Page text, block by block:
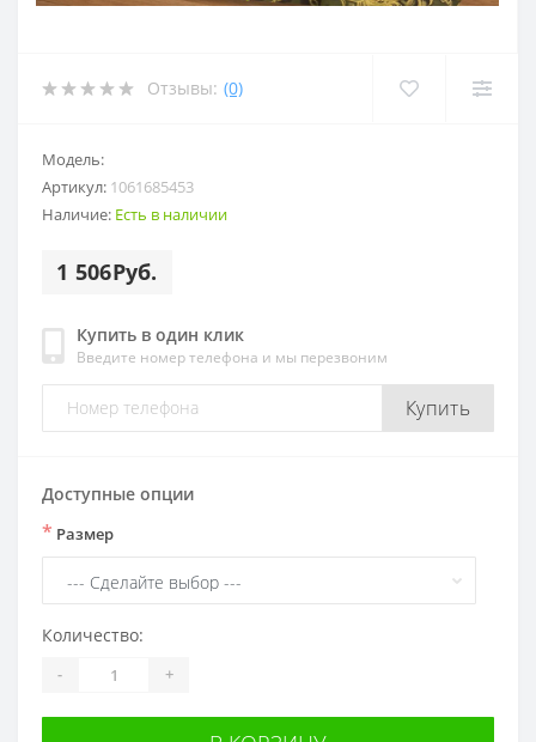
Отзывы: (0)
Модель:
Артикул: 1061685453
Наличие: Есть в наличии
1 506Руб.
Купить в один клик
Введите номер телефона и мы перезвоним
Купить
Доступные опции
* Размер
Количество:
- +